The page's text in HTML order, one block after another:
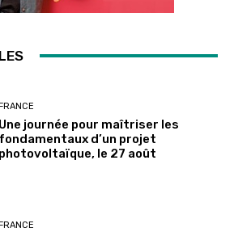
FRANCE
Une journée pour maîtriser les
fondamentaux d’un projet
photovoltaïque, le 27 août